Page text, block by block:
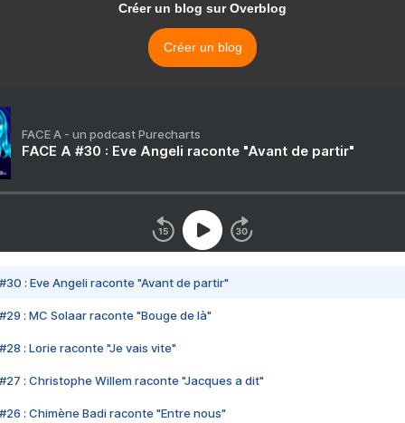
Créer un blog sur Overblog
Créer un blog
FACE A - un podcast Purecharts
FACE A #30 : Eve Angeli raconte "Avant de partir"
#30 : Eve Angeli raconte "Avant de partir"
#29 : MC Solaar raconte "Bouge de là"
#28 : Lorie raconte "Je vais vite"
#27 : Christophe Willem raconte "Jacques a dit"
#26 : Chimène Badi raconte "Entre nous"